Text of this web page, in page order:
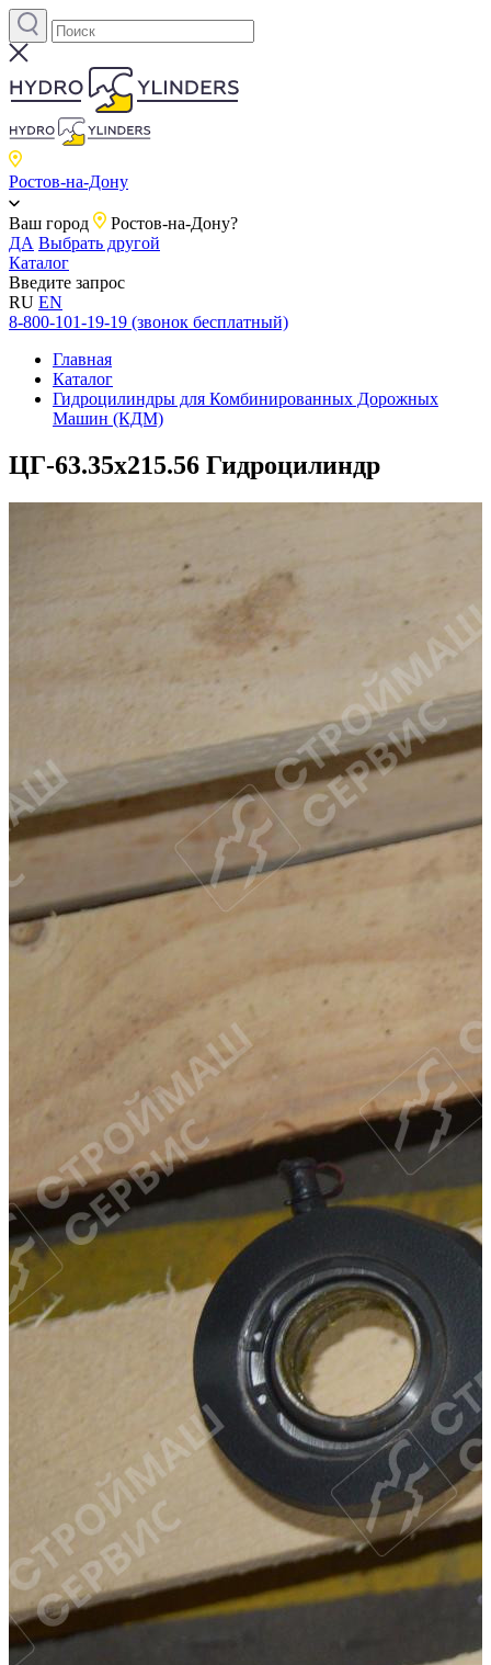
Ростов-на-Дону
Ваш город
Ростов-на-Дону?
ДА Выбрать другой
Каталог
Введите запрос
RU EN
8-800-101-19-19 (звонок бесплатный)
Главная
Каталог
Гидроцилиндры для Комбинированных Дорожных
Машин (КДМ)
ЦГ-63.35х215.56 Гидроцилиндр